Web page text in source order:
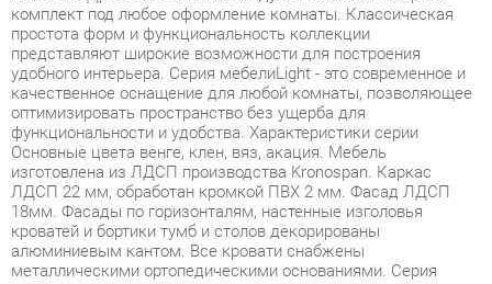
качественное оснащение для любой комнаты, позволяющее
оптимизировать пространство без ущерба для
функциональности и удобства. Характеристики серии
Основные цвета венге, клен, вяз, акация. Мебель
изготовлена из ЛДСП производства Kronospan. Каркас
ЛДСП 22 мм, обработан кромкой ПВХ 2 мм. Фасад ЛДСП
18мм. Фасады по горизонталям, настенные изголовья
кроватей и бортики тумб и столов декорированы
алюминиевым кантом. Все кровати снабжены
металлическими ортопедическими основаниями. Серия
может комплектоваться 2-мя видами ортопедических
матрацев. Шкафы и тумбы устанавливаются на
регулируемые опоры "американки", столы - на опоры м-6